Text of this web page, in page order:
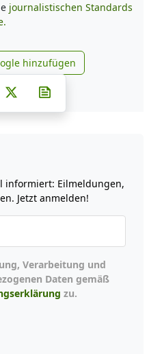
journalistischen Standards
zu Google
hinzufügen
Facebook
auf Whatsapp
Teilen auf Telegram
Pinterest
E-Mail teilen
Post auf X
informiert: Eilmeldungen,
Jetzt anmelden!
Daten gemäß
zu.